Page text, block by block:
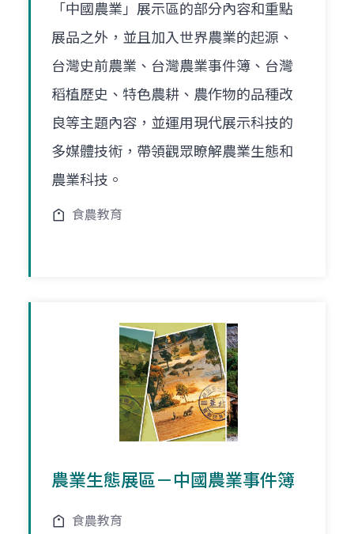
「中國農業」展示區的部分內容和重點
展品之外，並且加入世界農業的起源、
台灣史前農業、台灣農業事件簿、台灣
稻植歷史、特色農耕、農作物的品種改
良等主題內容，並運用現代展示科技的
多媒體技術，帶領觀眾瞭解農業生態和
農業科技。
食農教育
農業生態展區－中國農業事件簿
食農教育